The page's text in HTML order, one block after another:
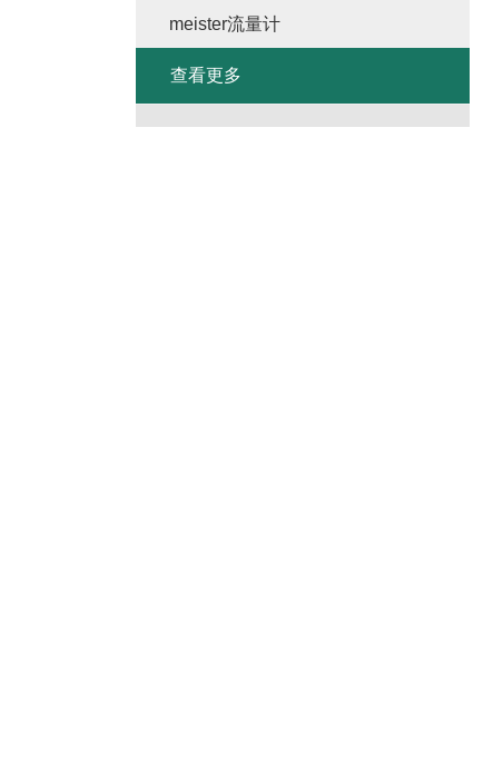
meister流量计
查看更多